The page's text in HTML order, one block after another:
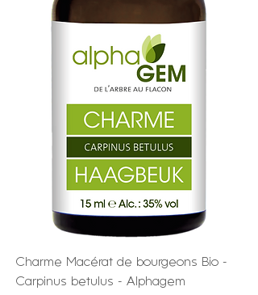
Charme Macérat de bourgeons Bio -
Carpinus betulus - Alphagem